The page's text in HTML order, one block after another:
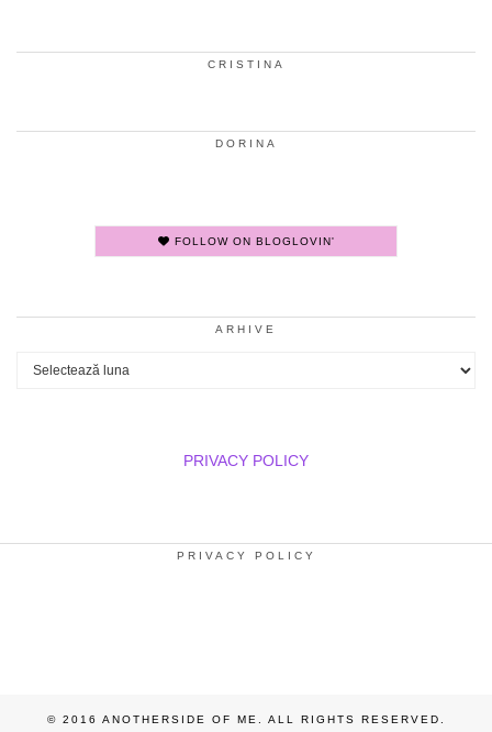
CRISTINA
DORINA
FOLLOW ON BLOGLOVIN'
ARHIVE
Arhive
PRIVACY POLICY
PRIVACY POLICY
© 2016 ANOTHERSIDE OF ME. ALL RIGHTS RESERVED.